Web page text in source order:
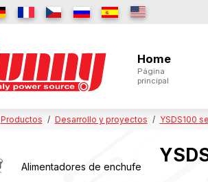
Home
Página
principal
Productos Desarrollo y proyectos YSDS100
Alimentadores de enchufe